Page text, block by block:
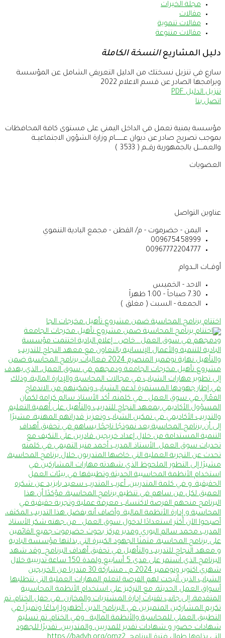
مجلة الخيرات
مقالات
مقالات تنموية
مقالات متنوعة
دليل المشاريعالنسخة الكاملة
سارع في تنزيل نسختك من الدليل التعريفي الشامل عن المؤسسة
وبرامجها الصادر عن قسم الاعلام 2022
تنزيل الدليل PDF
اتصل بنا
مؤسسة يمنية تعمل في الداخل اليمني على مستوى كافة المحافظات
بموجب تصريح صادر عن ديوان عــــــــام وزارة الشؤون الاجتماعيــة
والعمــــل بالجمهورية رقــم ( 3533 )
العضويات
عناوين التواصل
اليمن - حضرموت - م/ القطن - مجمع البادية التنموي
009675458999
00967772204777
أوقــات الــدوام
الاحد - الخميس
7.30 صباحاً - 1:00 ظهراً
الجمعة - السبت ( مغلق )
اختتام برنامج المحاسبة ضمن مشروع تأهيل مخرجات الجا